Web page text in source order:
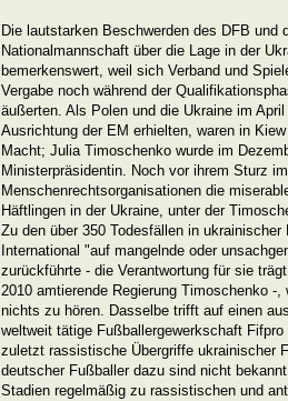
Die lautstarken Beschwerden des DFB und
Nationalmannschaft über die Lage in der
bemerkenswert, weil sich Verband und
Vergabe noch während der
äußerten. Als Polen und die Ukraine im
Ausrichtung der EM erhielten, waren in
Macht; Julia Timoschenko wurde im
Ministerpräsidentin. Noch vor ihrem Sturz
Menschenrechtsorganisationen die
Häftlingen in der Ukraine, unter der
Zu den über 350 Todesfällen in
International "auf mangelnde oder
zurückführte - die Verantwortung für sie
2010 amtierende Regierung Timoschenko -
nichts zu hören. Dasselbe trifft auf einen
weltweit tätige Fußballergewerkschaft
zuletzt rassistische Übergriffe ukrainischer
deutscher Fußballer dazu sind nicht
Stadien regelmäßig zu rassistischen und